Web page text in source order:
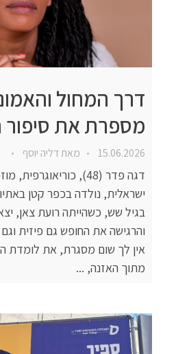
דרך המחול
מספרת את סיפור
15.06.2026 מאתדליה יוסף
דגה פדר (48),
ישראלית, נולדה בכפר קטן
בגיל שש, כשהייתה רועת צאן,
והרגישה את החופש גם פיזית
אין לך שום מסגרת, את לומדת
מתוך האזנה, ...